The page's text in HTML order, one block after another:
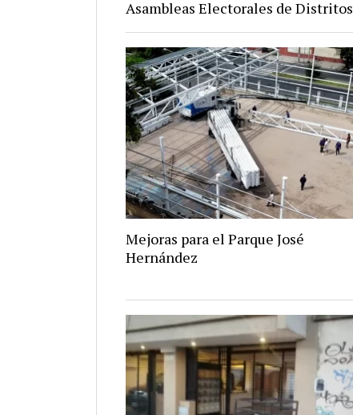
Asambleas Electorales de Distritos
Mejoras para el Parque José
Hernández